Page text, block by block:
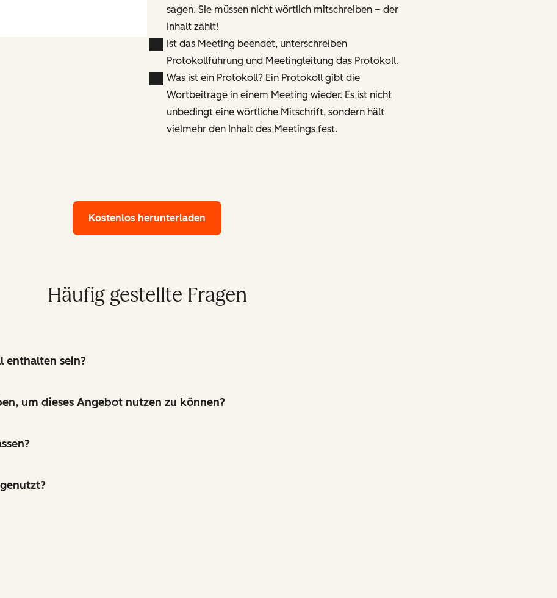
sagen. Sie müssen nicht wörtlich mitschreiben – der
Inhalt zählt!
Ist das Meeting beendet, unterschreiben
Protokollführung und Meetingleitung das Protokoll.
Was ist ein Protokoll? Ein Protokoll gibt die
Wortbeiträge in einem Meeting wieder. Es ist nicht
unbedingt eine wörtliche Mitschrift, sondern hält
vielmehr den Inhalt des Meetings fest.
Kostenlos herunterladen
Häufig gestellte Fragen
enthalten sein?
um dieses Angebot nutzen zu können?